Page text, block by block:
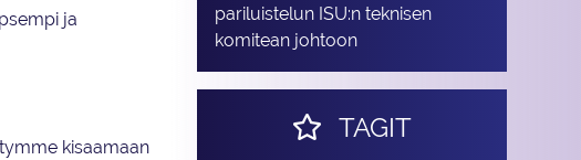
ja
kisaamaan
pariluistelun ISU:n teknisen
komitean johtoon
TAGIT